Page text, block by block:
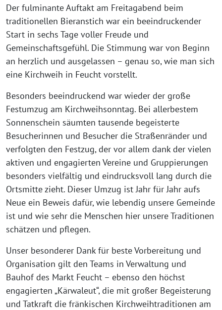
Der fulminante Auftakt am Freitagabend beim
traditionellen Bieranstich war ein beeindruckender
Start in sechs Tage voller Freude und
Gemeinschaftsgefühl. Die Stimmung war von Beginn
an herzlich und ausgelassen – genau so, wie man sich
eine Kirchweih in Feucht vorstellt.
Besonders beeindruckend war wieder der große
Festumzug am Kirchweihsonntag. Bei allerbestem
Sonnenschein säumten tausende begeisterte
Besucherinnen und Besucher die Straßenränder und
verfolgten den Festzug, der vor allem dank der vielen
aktiven und engagierten Vereine und Gruppierungen
besonders vielfältig und eindrucksvoll lang durch die
Ortsmitte zieht. Dieser Umzug ist Jahr für Jahr aufs
Neue ein Beweis dafür, wie lebendig unsere Gemeinde
ist und wie sehr die Menschen hier unsere Traditionen
schätzen und pflegen.
Unser besonderer Dank für beste Vorbereitung und
Organisation gilt den Teams in Verwaltung und
Bauhof des Markt Feucht – ebenso den höchst
engagierten „Kärwaleut“, die mit großer Begeisterung
und Tatkraft die fränkischen Kirchweihtraditionen am